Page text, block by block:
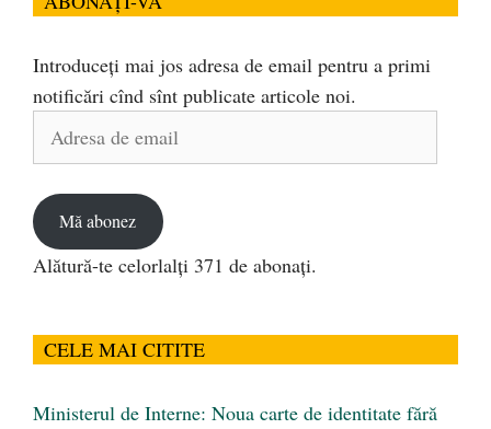
Introduceți mai jos adresa de email pentru a primi
notificări cînd sînt publicate articole noi.
Mă abonez
Alătură-te celorlalți 371 de abonați.
CELE MAI CITITE
Ministerul de Interne: Noua carte de identitate fără